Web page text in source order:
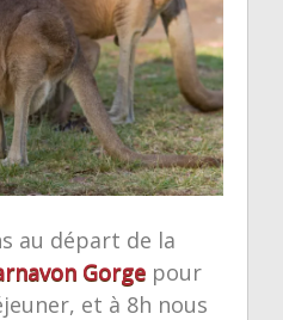
au départ de la
Gorgepour
et à 8h nous